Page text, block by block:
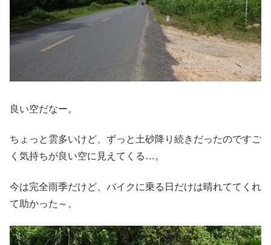
良い空だなー。
ちょっと雲多いけど、ずっと土砂降り続きだったのですご
く気持ちが良い空に見えてくる…。
今は完全雨季だけど、バイクに乗る日だけは晴れててくれ
て助かった～。